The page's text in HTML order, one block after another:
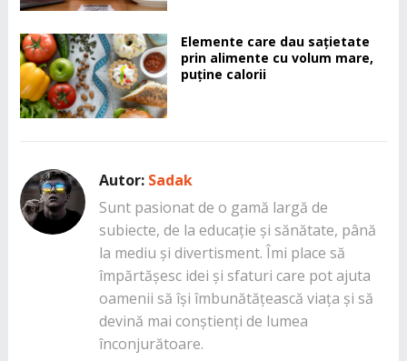
Elemente care dau sațietate
prin alimente cu volum mare,
puține calorii
Autor: Sadak
Sunt pasionat de o gamă largă de
subiecte, de la educație și sănătate, până
la mediu și divertisment. Îmi place să
împărtășesc idei și sfaturi care pot ajuta
oamenii să își îmbunătățească viața și să
devină mai conștienți de lumea
înconjurătoare.